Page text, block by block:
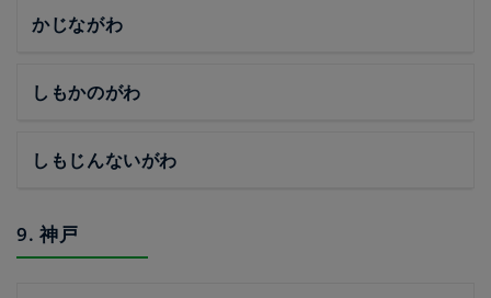
かじながわ
しもかのがわ
しもじんないがわ
9. 神戸